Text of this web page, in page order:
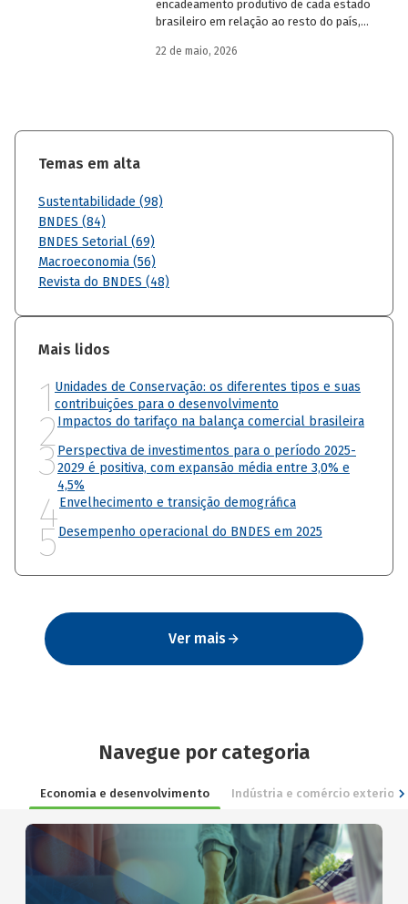
encadeamento produtivo de cada estado
brasileiro em relação ao resto do país,
quanto o estímulo a um estado ou setor
22 de maio, 2026
Temas em alta
Sustentabilidade (98)
BNDES (84)
BNDES Setorial (69)
Macroeconomia (56)
Revista do BNDES (48)
Mais lidos
1 Unidades de Conservação: os diferentes tipos e suas
contribuições para o desenvolvimento
2Impactos do tarifaço na balança comercial brasileira
3Perspectiva de investimentos para o período 2025-
2029 é positiva, com expansão média entre 3,0% e
4,5%
4Envelhecimento e transição demográfica
5 Desempenho operacional do BNDES em 2025
Ver mais
Navegue por categoria
Economia e desenvolvimento Indústria e comércio exterior